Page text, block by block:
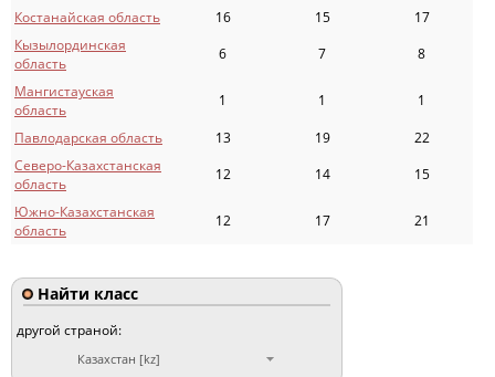
Костанайская область
16 15
17
Кызылординская
область
6 7
8
Мангистауская
область
1 1
1
Павлодарская область
13 19
22
Северо-Казахстанская
область
12 14
15
Южно-Казахстанская
область
12 17 21
Найти класс
другой страной:
Казахстан [kz]